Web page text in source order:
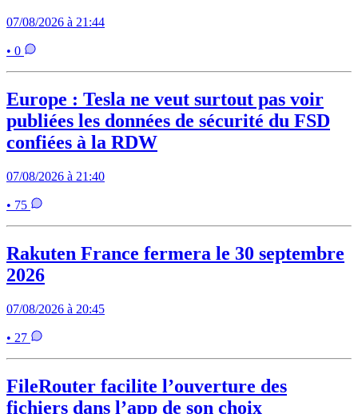
07/08/2026 à 21:44
• 0
Europe : Tesla ne veut surtout pas voir
publiées les données de sécurité du FSD
confiées à la RDW
07/08/2026 à 21:40
• 75
Rakuten France fermera le 30 septembre
2026
07/08/2026 à 20:45
• 27
FileRouter facilite l’ouverture des
fichiers dans l’app de son choix